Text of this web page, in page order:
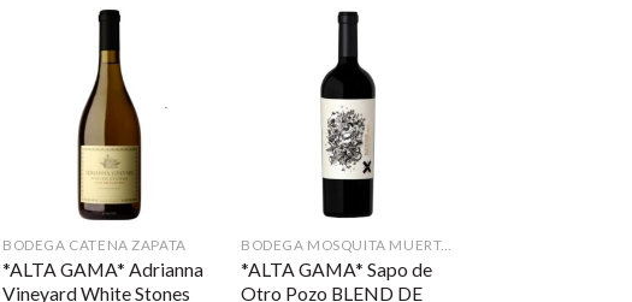
BODEGA CATENA ZAPATA
*ALTA GAMA* Adrianna
Vineyard White Stones
BODEGA MOSQUITA MUERTA WINES
*ALTA GAMA* Sapo de
Otro Pozo BLEND DE